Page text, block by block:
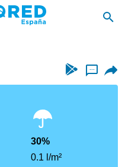
...
30%
0.1 l/m²